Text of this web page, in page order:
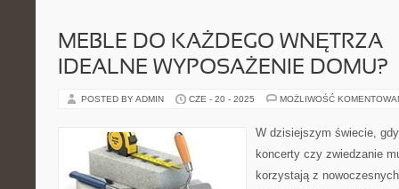
MEBLE DO KAŻDEGO WNĘTRZA
IDEALNE WYPOSAŻENIE DOMU?
POSTED BY ADMIN CZE - 20 - 2025 MOŻLIWOŚĆ
W dzisiejszym świecie,
koncerty czy zwiedzanie
korzystają z